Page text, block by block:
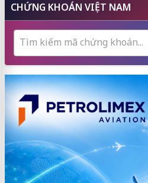
CHỨNG KHOÁN VIỆT NAM
Tìm kiếm mã chứng khoán...